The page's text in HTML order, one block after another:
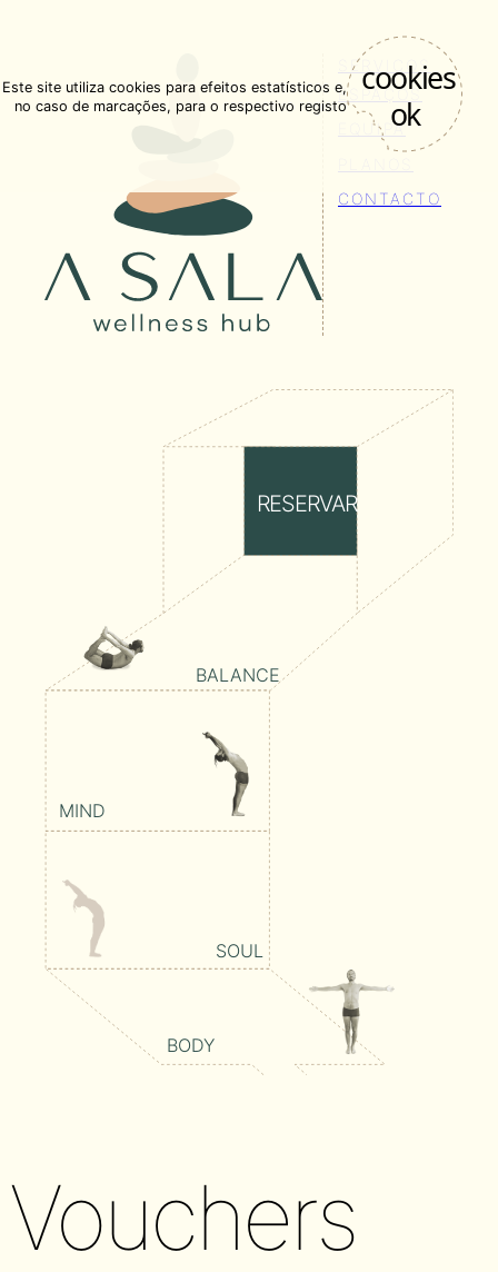
Este site utiliza cookies para efeitos estatísticos e,
no caso de marcações, para o respectivo registo
SERVIÇOS
ESPAÇOS
EQUIPA
CONTACTO
MIND
SOUL
BALANCE
BODY
RESERVAR
Vouchers